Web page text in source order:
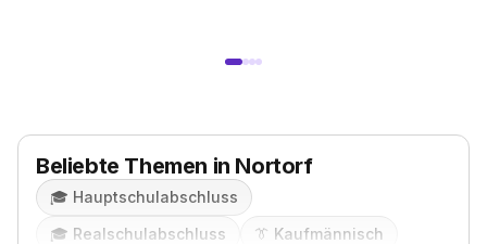
Beliebte Themen in Nortorf
🎓️ Hauptschulabschluss
🎓️ Realschulabschluss 👔 Kaufmännisch